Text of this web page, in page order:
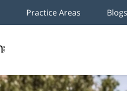
Practice Areas Blogs